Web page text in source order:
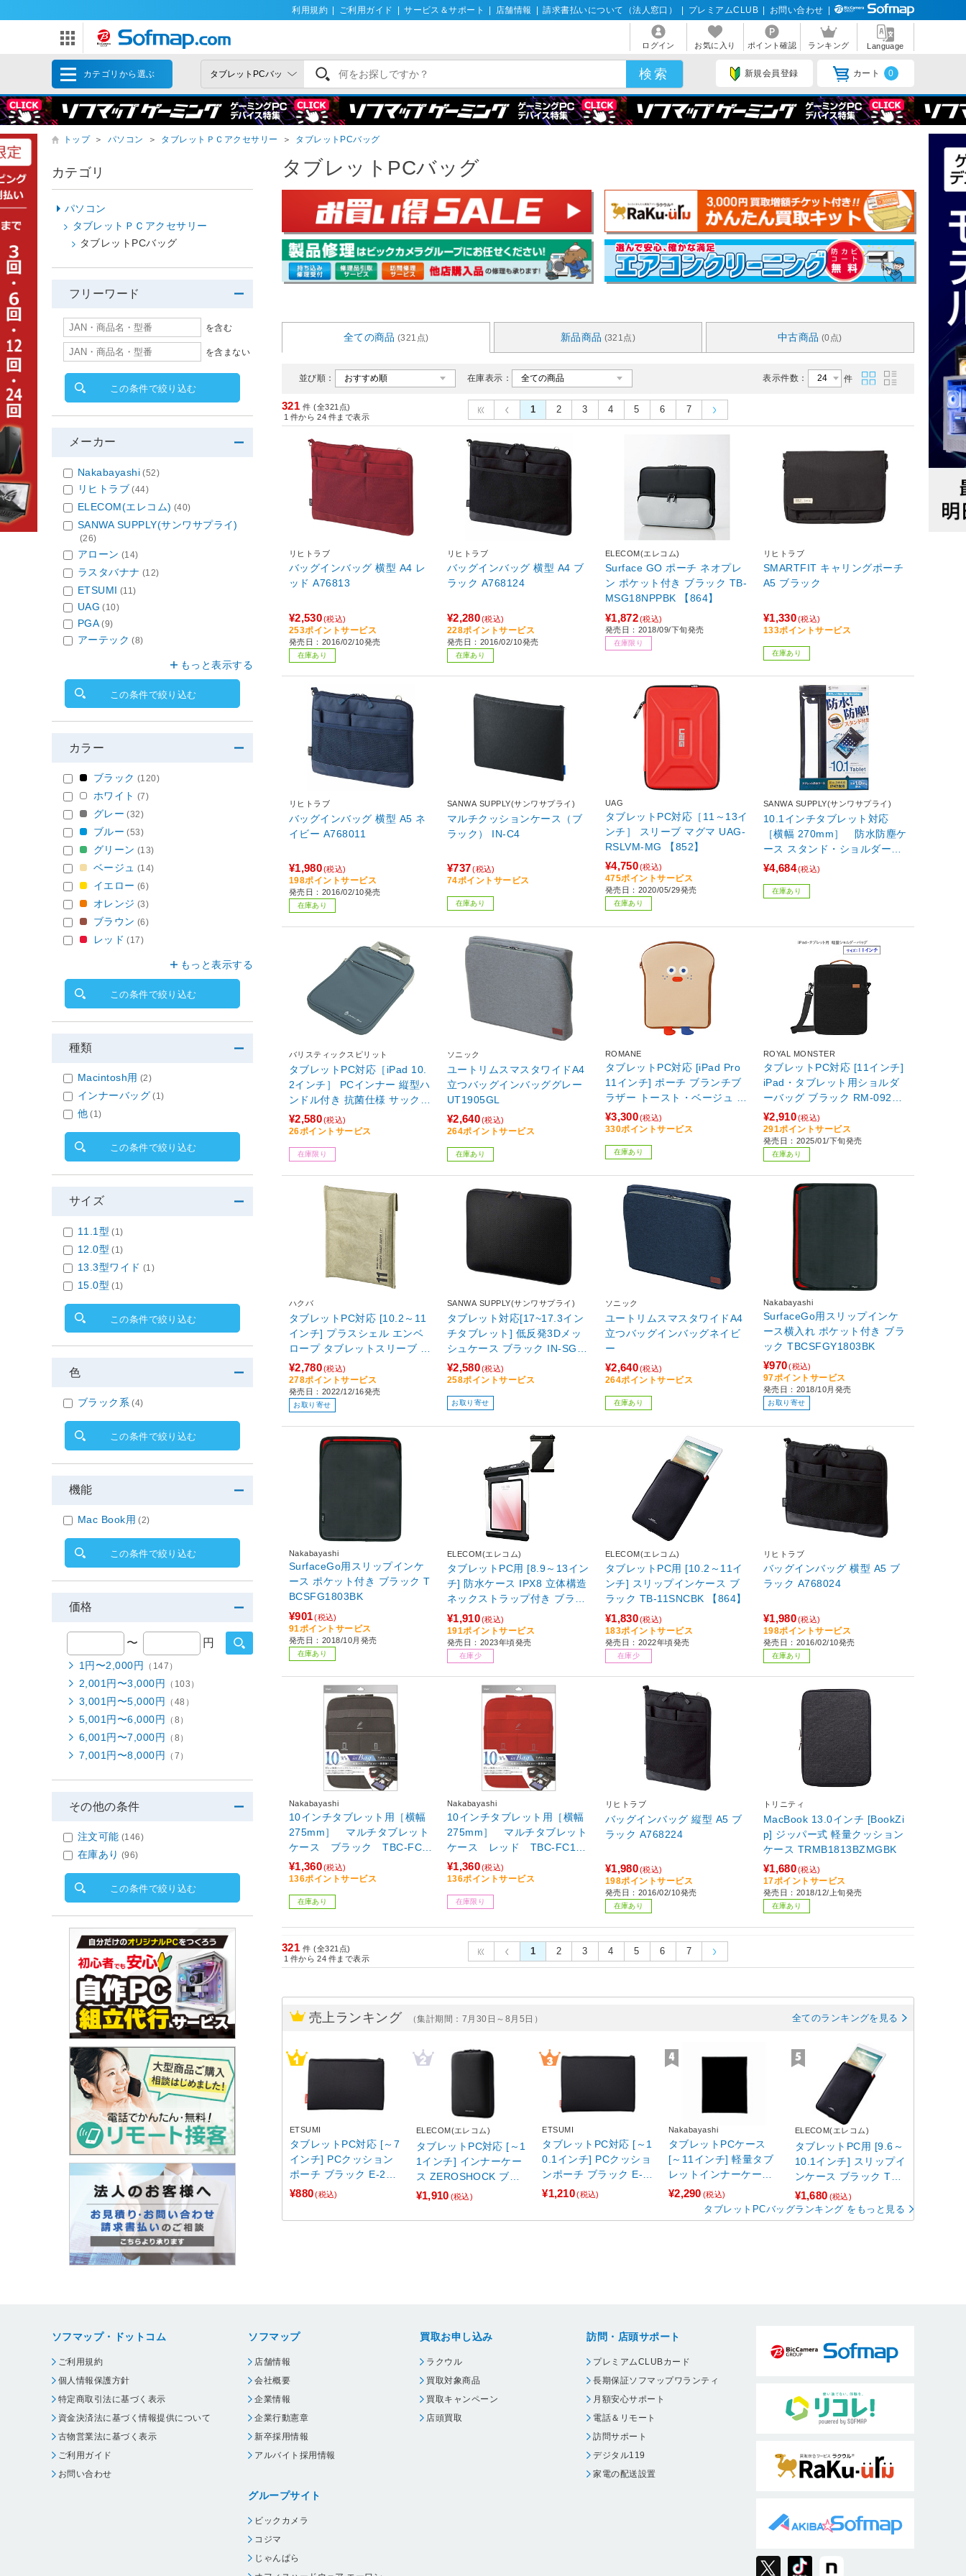
利用規約 ご利用ガイド サービス＆サポート 店舗情報 請求書払いについて（法人窓口） プレミアムCLUB お問い合わせ
ログイン お気に入り ポイント確認 ランキング Language
カテゴリから選ぶ 新規会員登録 カート 0
トップ ＞ パソコン ＞ タブレットＰＣアクセサリー ＞ タブレットPCバッグ
タブレットPCバッグ
全ての商品 (321点) 新品商品 (321点) 中古商品 (0点)
並び順： 在庫表示： 表示件数： 件
321 件 (全321点)
1 件から 24 件まで表示
1 2 3 4 5 6 7
リヒトラブ
バッグインバッグ 横型 A4 レ
ッド A76813
¥2,530(税込)
253ポイントサービス
発売日：2016/02/10発売
在庫あり
リヒトラブ
バッグインバッグ 横型 A4 ブ
ラック A768124
¥2,280(税込)
228ポイントサービス
発売日：2016/02/10発売
在庫あり
ELECOM(エレコム)
Surface GO ポーチ ネオプレ
ン ポケット付き ブラック TB-
MSG18NPPBK 【864】
¥1,872(税込)
発売日：2018/09/下旬発売
在庫限り
リヒトラブ
SMARTFIT キャリングポーチ
A5 ブラック
¥1,330(税込)
133ポイントサービス
在庫あり
リヒトラブ
バッグインバッグ 横型 A5 ネ
イビー A768011
¥1,980(税込)
198ポイントサービス
発売日：2016/02/10発売
在庫あり
SANWA SUPPLY(サンワサプライ)
マルチクッションケース（ブ
ラック） IN-C4
¥737 (税込)
74ポイントサービス
在庫あり
UAG
タブレットPC対応［11～13イ
ンチ］ スリーブ マグマ UAG-
RSLVM-MG 【852】
¥4,750(税込)
475ポイントサービス
発売日：2020/05/29発売
在庫あり
SANWA SUPPLY(サンワサプライ)
10.1インチタブレット対応
［横幅 270mm］ 防水防塵ケ
ース スタンド・ショルダーベ
ルト付き ブラック PDA-TA
¥4,684(税込)
在庫あり
バリスティックスピリット
タブレットPC対応［iPad 10.
2インチ］ PCインナー 縦型ハ
ンドル付き 抗菌仕様 サックス
BS-2311-SAX 【864】
¥2,580(税込)
26ポイントサービス
在庫限り
ソニック
ユートリムスマスタワイドA4
立つバッグインバッググレー
UT1905GL
¥2,640(税込)
264ポイントサービス
在庫あり
ROMANE
タブレットPC対応 [iPad Pro
11インチ] ポーチ ブランチブ
ラザー トースト・ベージュ D
GA-CAS11-BE 【852】
¥3,300(税込)
330ポイントサービス
在庫あり
ROYAL MONSTER
タブレットPC対応 [11インチ]
iPad・タブレット用ショルダ
ーバッグ ブラック RM-0924B
K(11)
¥2,910(税込)
291ポイントサービス
発売日：2025/01/下旬発売
在庫あり
ハクバ
タブレットPC対応 [10.2～11
インチ] プラスシェル エンベ
ロープ タブレットスリーブ オ
リーブ SP-ELTS11OV
¥2,780(税込)
278ポイントサービス
発売日：2022/12/16発売
お取り寄せ
SANWA SUPPLY(サンワサプライ)
タブレット対応[17~17.3イン
チタブレット] 低反発3Dメッ
シュケース ブラック IN-SG17
BK
¥2,580(税込)
258ポイントサービス
お取り寄せ
ソニック
ユートリムスマスタワイドA4
立つバッグインバッグネイビ
ー
¥2,640(税込)
264ポイントサービス
在庫あり
Nakabayashi
SurfaceGo用スリップインケ
ース横入れ ポケット付き ブラ
ック TBCSFGY1803BK
¥970 (税込)
97ポイントサービス
発売日：2018/10月発売
お取り寄せ
Nakabayashi
SurfaceGo用スリップインケ
ース ポケット付き ブラック T
BCSFG1803BK
¥901 (税込)
91ポイントサービス
発売日：2018/10月発売
在庫あり
ELECOM(エレコム)
タブレットPC用 [8.9～13イン
チ] 防水ケース IPX8 立体構造
ネックストラップ付き ブラッ
ク TB-WPSR13BK 【864】
¥1,910(税込)
191ポイントサービス
発売日：2023年頃発売
在庫少
ELECOM(エレコム)
タブレットPC用 [10.2～11イ
ンチ] スリップインケース ブ
ラック TB-11SNCBK 【864】
¥1,830(税込)
183ポイントサービス
発売日：2022年頃発売
在庫少
リヒトラブ
バッグインバッグ 横型 A5 ブ
ラック A768024
¥1,980(税込)
198ポイントサービス
発売日：2016/02/10発売
在庫あり
Nakabayashi
10インチタブレット用［横幅
275mm］ マルチタブレット
ケース ブラック TBC-FC1
01606BK 【864】
¥1,360(税込)
136ポイントサービス
在庫あり
Nakabayashi
10インチタブレット用［横幅
275mm］ マルチタブレット
ケース レッド TBC-FC101
606R
¥1,360(税込)
136ポイントサービス
在庫限り
リヒトラブ
バッグインバッグ 縦型 A5 ブ
ラック A768224
¥1,980(税込)
198ポイントサービス
発売日：2016/02/10発売
在庫あり
トリニティ
MacBook 13.0インチ [BookZi
p] ジッパー式 軽量クッション
ケース TRMB1813BZMGBK
¥1,680(税込)
17ポイントサービス
発売日：2018/12/上旬発売
在庫あり
321 件 (全321点)
1 件から 24 件まで表示
1 2 3 4 5 6 7
売上ランキング （集計期間：7月30日～8月5日） 全てのランキングを見る
ETSUMI
タブレットPC対応 [～7
インチ] PCクッション
ポーチ ブラック E-239
2 【864】
¥880 (税込)
ELECOM(エレコム)
タブレットPC対応 [～1
1インチ] インナーケー
ス ZEROSHOCK ブラ
ック TB-11ZSBIBLBK
¥1,910 (税込)
ETSUMI
タブレットPC対応 [～1
0.1インチ] PCクッショ
ンポーチ ブラック E-2
394
¥1,210(税込)
Nakabayashi
タブレットPCケース
[～11インチ] 軽量タブ
レットインナーケース
Tyvek ブラック TBC-F
C112406BK 【864】
¥2,290 (税込)
ELECOM(エレコム)
タブレットPC用 [9.6～
10.1インチ] スリップイ
ンケース ブラック TB-
10SNCBK
¥1,680 (税込)
タブレットPCバッグランキング をもっと見る
カテゴリ
パソコン
タブレットＰＣアクセサリー
タブレットPCバッグ
フリーワード
を含む
を含まない
この条件で絞り込む
メーカー
Nakabayashi (52)
リヒトラブ (44)
ELECOM(エレコム) (40)
SANWA SUPPLY(サンワサプライ)
(26)
アローン (14)
ラスタバナナ (12)
ETSUMI (11)
UAG (10)
PGA (9)
アーテック (8)
もっと表示する
この条件で絞り込む
カラー
ブラック (120)
ホワイト (7)
グレー (32)
ブルー (53)
グリーン (13)
ベージュ (14)
イエロー (6)
オレンジ (3)
ブラウン (6)
レッド (17)
もっと表示する
この条件で絞り込む
種類
Macintosh用 (2)
インナーバッグ (1)
他 (1)
この条件で絞り込む
サイズ
11.1型 (1)
12.0型 (1)
13.3型ワイド (1)
15.0型 (1)
この条件で絞り込む
色
ブラック系 (4)
この条件で絞り込む
機能
Mac Book用 (2)
この条件で絞り込む
価格
〜 円
1円〜2,000円 （147）
2,001円〜3,000円 （103）
3,001円〜5,000円 （48）
5,001円〜6,000円 （8）
6,001円〜7,000円 （8）
7,001円〜8,000円 （7）
その他の条件
注文可能 (146)
在庫あり (96)
この条件で絞り込む
ソフマップ・ドットコム
ご利用規約
個人情報保護方針
特定商取引法に基づく表示
資金決済法に基づく情報提供について
古物営業法に基づく表示
ご利用ガイド
お問い合わせ
ソフマップ
店舗情報
会社概要
企業情報
企業行動憲章
新卒採用情報
アルバイト採用情報
グループサイト
ビックカメラ
コジマ
じゃんぱら
買取お申し込み
ラクウル
買取対象商品
買取キャンペーン
店頭買取
訪問・店頭サポート
プレミアムCLUBカード
長期保証ソフマップワランティ
月額安心サポート
電話＆リモート
訪問サポート
デジタル119
家電の配送設置